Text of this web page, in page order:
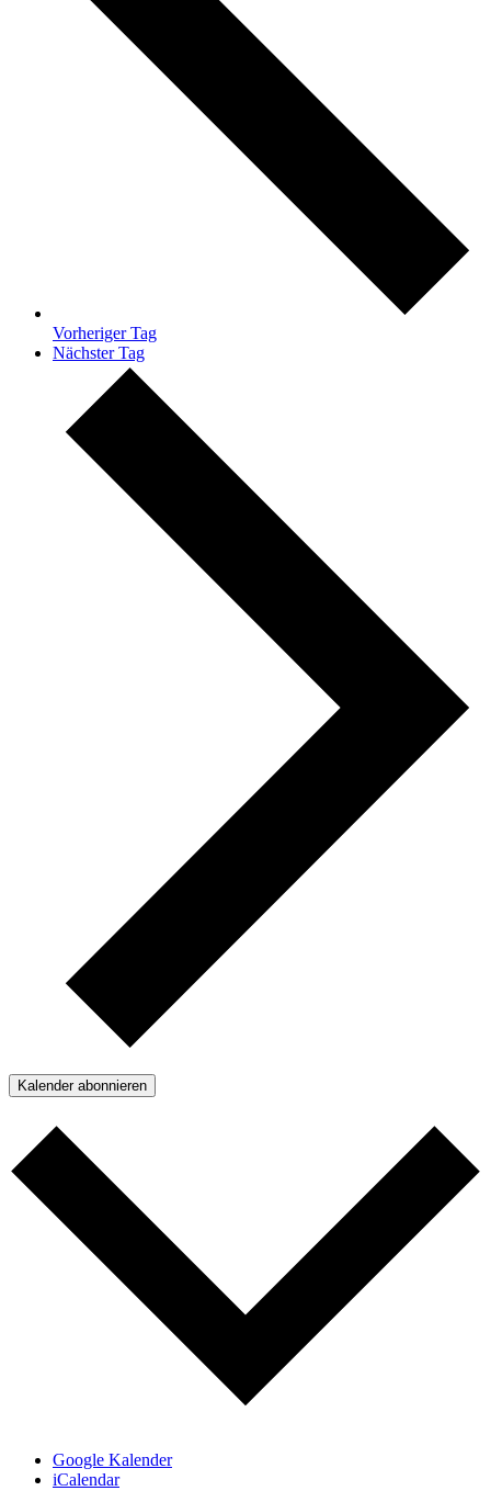
Vorheriger Tag
Nächster Tag
Kalender abonnieren
Google Kalender
iCalendar